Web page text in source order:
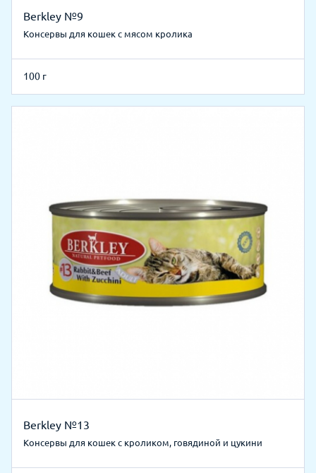
Berkley №9
Консервы для кошек с мясом кролика
100 г
Berkley №13
Консервы для кошек с кроликом, говядиной и цукини